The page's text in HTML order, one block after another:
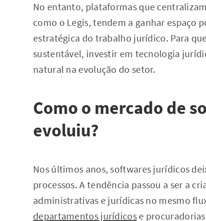
No entanto, plataformas que
como o Legis, tendem a ganhar espaço
estratégica do trabalho jurídico. Para
sustentável, investir em tecnologia
natural na evolução do setor.
Como o mercado de
evoluiu?
Nos últimos anos, softwares jurídicos
processos. A tendência passou a ser a
administrativas e jurídicas no mesmo
departamentos jurídicose